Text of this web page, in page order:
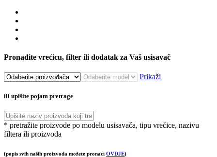
Pronađite vrećicu, filter ili dodatak za Vaš usisavač
Prikaži
ili upišite pojam pretrage
* pretražite proizvode po modelu usisavača, tipu vrećice, nazivu
filtera ili proizvoda
(popis svih naših proizvoda možete pronaći OVDJE)